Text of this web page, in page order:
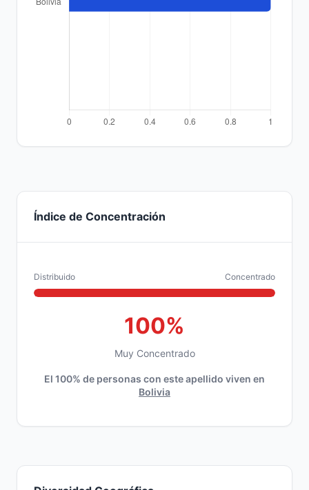
Índice de Concentración
Distribuido Concentrado
100%
Muy Concentrado
El 100% de personas con este apellido viven en
Bolivia